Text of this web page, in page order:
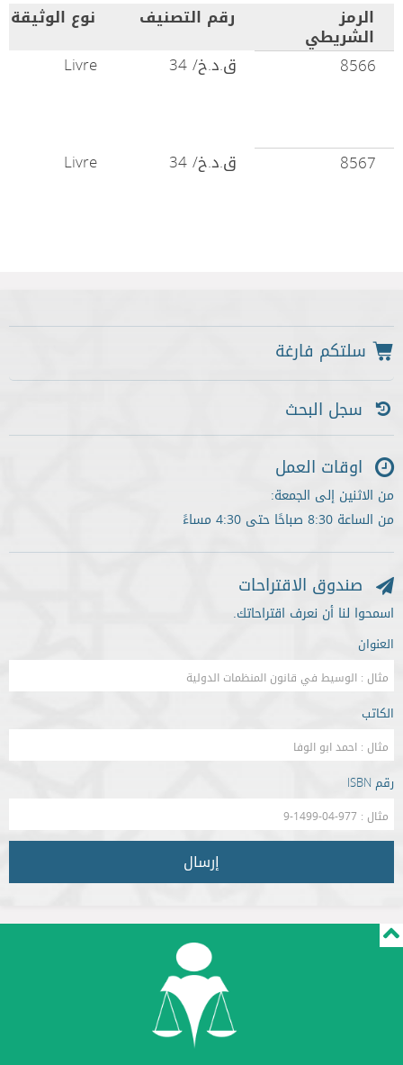
الرمز
الشريطي
رقم التصنيف
نوع الوثيقة
8566
ق.د.خ/ 34 Livre
8567 ق.د.خ/ 34 Livre
سجل البحث
اوقات العمل
من الاثنين إلى الجمعة:
من الساعة 8:30 صباحًا حتى 4:30 مساءً
صندوق الاقتراحات
اسمحوا لنا أن نعرف اقتراحاتك.
العنوان
الكاتب
رقم ISBN
إرسال